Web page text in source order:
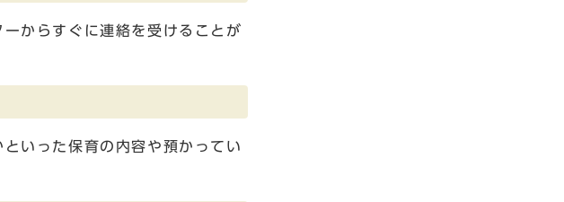
からすぐに連絡を受けることが
いった保育の内容や預かってい